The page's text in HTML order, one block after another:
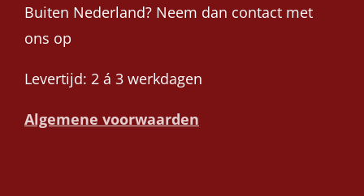
Buiten Nederland? Neem dan contact met
ons op
Levertijd: 2 á 3 werkdagen
Algemene voorwaarden